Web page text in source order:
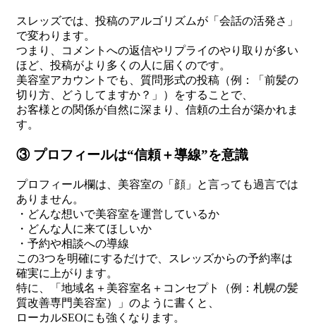
スレッズでは、投稿のアルゴリズムが「会話の活発さ」
で変わります。
つまり、コメントへの返信やリプライのやり取りが多い
ほど、投稿がより多くの人に届くのです。
美容室アカウントでも、質問形式の投稿（例：「前髪の
切り方、どうしてますか？」）をすることで、
お客様との関係が自然に深まり、信頼の土台が築かれま
す。
③ プロフィールは“信頼＋導線”を意識
プロフィール欄は、美容室の「顔」と言っても過言では
ありません。
・どんな想いで美容室を運営しているか
・どんな人に来てほしいか
・予約や相談への導線
この3つを明確にするだけで、スレッズからの予約率は
確実に上がります。
特に、「地域名＋美容室名＋コンセプト（例：札幌の髪
質改善専門美容室）」のように書くと、
ローカルSEOにも強くなります。